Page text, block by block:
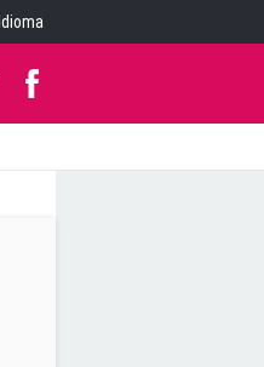
Idioma